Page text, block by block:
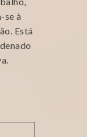
se à
Está